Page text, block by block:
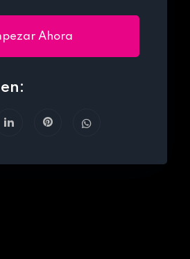
Ahora